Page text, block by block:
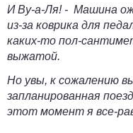
И Ву-а-Ля! - Машина
из-за коврика для
каких-то пол-
выжатой.
Но увы, к сожалению
запланированная
этот момент я все-